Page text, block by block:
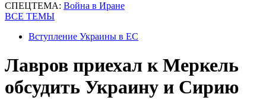
СПЕЦТЕМА: Война в Иране
ВСЕ ТЕМЫ
Вступление Украины в ЕС
Лавров приехал к Меркель
обсудить Украину и Сирию